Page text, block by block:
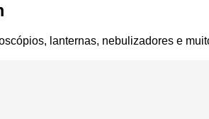
lanternas, nebulizadores e